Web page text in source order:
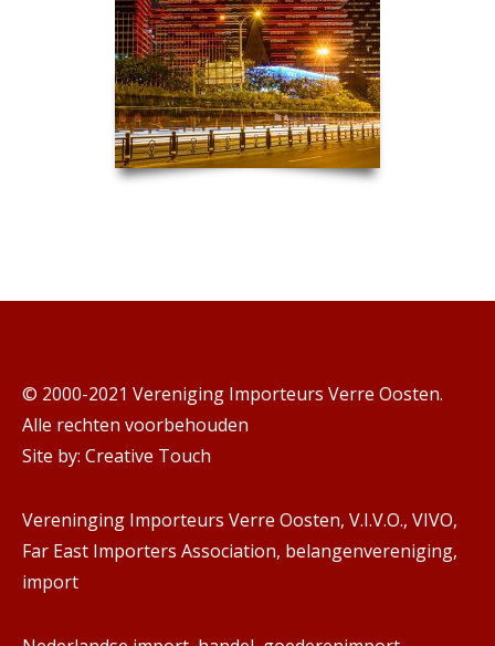
© 2000-2021 Vereniging Importeurs Verre Oosten.
Alle rechten voorbehouden
Site by: Creative Touch
Vereninging Importeurs Verre Oosten, V.I.V.O., VIVO,
Far East Importers Association, belangenvereniging,
import